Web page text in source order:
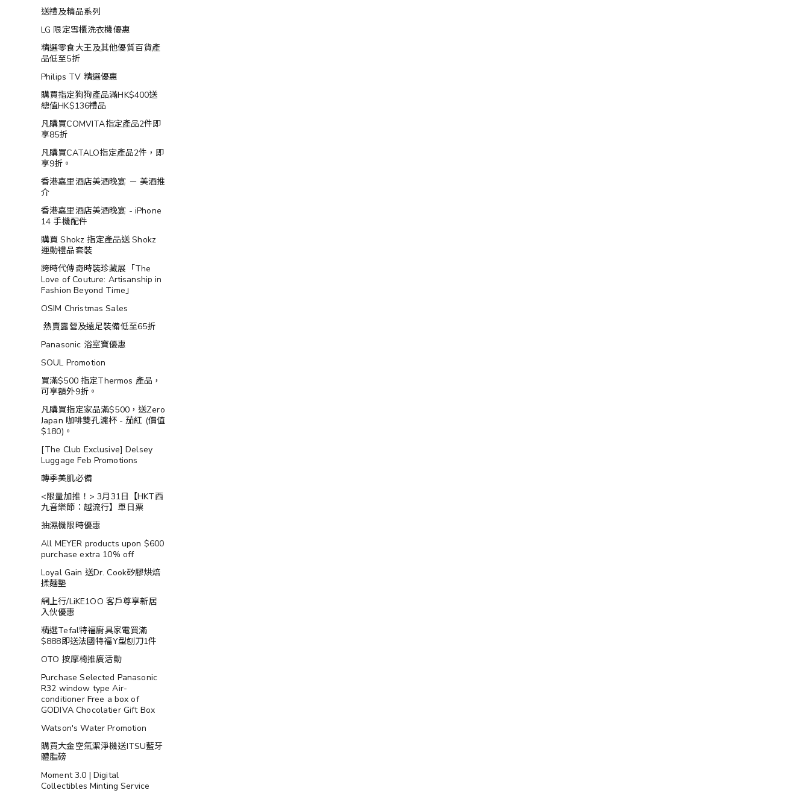
送禮及精品系列
LG 限定雪櫃洗衣機優惠
精選零食大王及其他優質百貨產
品低至5折
Philips TV 精選優惠
購買指定狗狗產品滿HK$400送
總值HK$136禮品
凡購買COMVITA指定產品2件即
享85折
凡購買CATALO指定產品2件，即
享9折。
香港嘉里酒店美酒晚宴 － 美酒推
介
香港嘉里酒店美酒晚宴 - iPhone
14 手機配件
購買 Shokz 指定產品送 Shokz
運動禮品套裝
跨時代傳奇時裝珍藏展「The
Love of Couture: Artisanship in
Fashion Beyond Time」
OSIM Christmas Sales
熱賣露營及遠足裝備低至65折
Panasonic 浴室寶優惠
SOUL Promotion
買滿$500 指定Thermos 產品，
可享額外9折。
凡購買指定家品滿$500，送Zero
Japan 咖啡雙孔濾杯 - 茄紅 (價值
$180)。
[The Club Exclusive] Delsey
Luggage Feb Promotions
轉季美肌必備
<限量加推！> 3月31日【HKT西
九音樂節：越流行】單日票
抽濕機限時優惠
All MEYER products upon $600
purchase extra 10% off
Loyal Gain 送Dr. Cook矽膠烘焙
揉麵墊
網上行/LiKE1OO 客戶尊享新居
入伙優惠
精選Tefal特福廚具家電買滿
$888即送法國特福Y型刨刀1件
OTO 按摩椅推廣活動
Purchase Selected Panasonic
R32 window type Air-
conditioner Free a box of
GODIVA Chocolatier Gift Box
Watson's Water Promotion
購買大金空氣潔淨機送ITSU藍牙
體脂磅
Moment 3.0 | Digital
Collectibles Minting Service